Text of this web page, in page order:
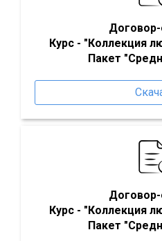
Курс - "Коллекция
Пакет "
Курс - "Коллекция
Пакет "